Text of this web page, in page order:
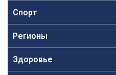
Спорт
Регионы
Здоровье